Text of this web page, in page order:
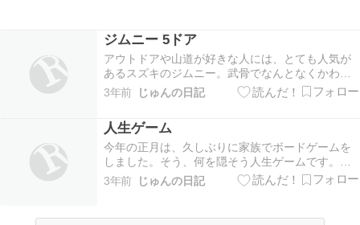
ジムニー 5ドア
アウトドアや山道が好きな人には、とても人気が
あるスズキのジムニー。武骨でなんとなくかわい
いフロントマスク。ジムニーは、アウトドア好き
男性はもちろんだけど、女子からも人気がある
情報が。。。インドの子会社であるスズキ「マル
チ・スズキ・イ…
3年前 じゅんの日記
人生ゲーム
今年の正月は、久しぶりに家族でボードゲームを
しました。そう、何を隠そう人生ゲームです。人
生ゲームって皆さんもご存じの通り、奥が深い。
自分の判断で、一気に運が開けて医者になった
しい生活を送ったりとリアル現実と重なる点も多
3年前 じゅんの日記